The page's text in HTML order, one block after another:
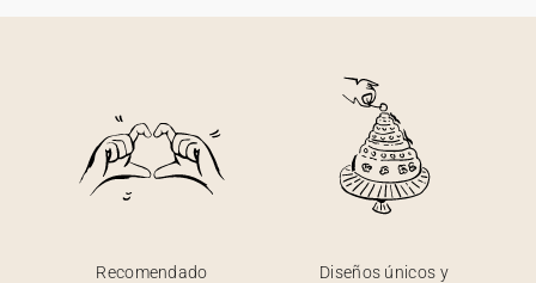
Recomendado
Diseños únicos y